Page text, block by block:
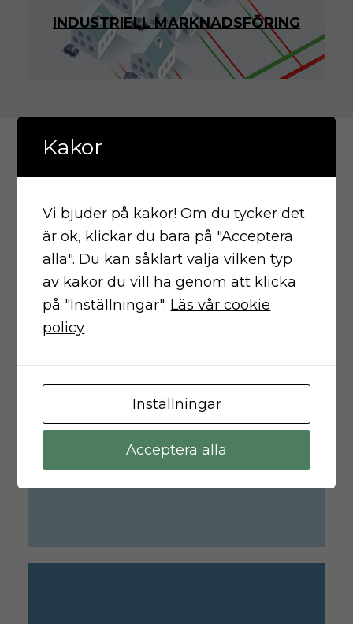
INDUSTRIELL MARKNADSFÖRING
NATIVE
Nå genom bruset med ditt
budskap.
PODCAST
Kakor
Vi bjuder på kakor! Om du tycker det
är ok, klickar du bara på "Acceptera
alla". Du kan såklart välja vilken typ
av kakor du vill ha genom att klicka
på "Inställningar". Läs vår cookie
policy
Inställningar
Acceptera alla